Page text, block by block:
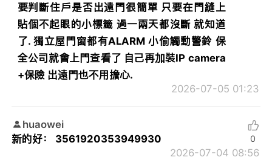
要判斷住戶是否出遠門很簡單 只要在門縫上
貼個不起眼的小標籤 過一兩天都沒斷 就知道
了. 獨立屋門窗都有ALARM 小偷觸動警鈴 保
全公司就會上門查看了 自己再加裝IP camera
+保險 出遠門也不用擔心.
2026-07-05 01:23
huaowei
新的好： 3561920353949930
2026-07-04 08:56
0